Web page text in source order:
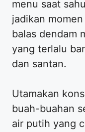
menu saat
jadikan
balas dendam
yang terlalu
dan santan.
Utamakan
buah-buahan
air putih yang